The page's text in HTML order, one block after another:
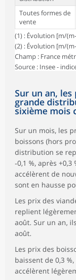
Toutes formes de
vente
(1) : Évolution [m/
(2) : Évolution [m/
Champ : France
Source : Insee -
Sur un an, les
grande
sixième mois
Sur un mois, les
boissons (hors
distribution se
‑0,1 %, après
accélèrent de
sont en hausse
Les prix des
replient
août. Sur un an,
août.
Les prix des
baissent de 0,3
accélèrent